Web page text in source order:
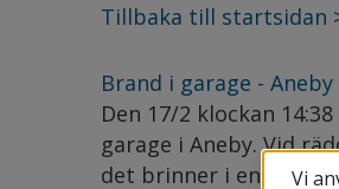
Vi
Tillbaka till startsidan
Brand i garage - Aneby
Den 17/2 klockan
garage i Aneby. Vid
det brinner i en